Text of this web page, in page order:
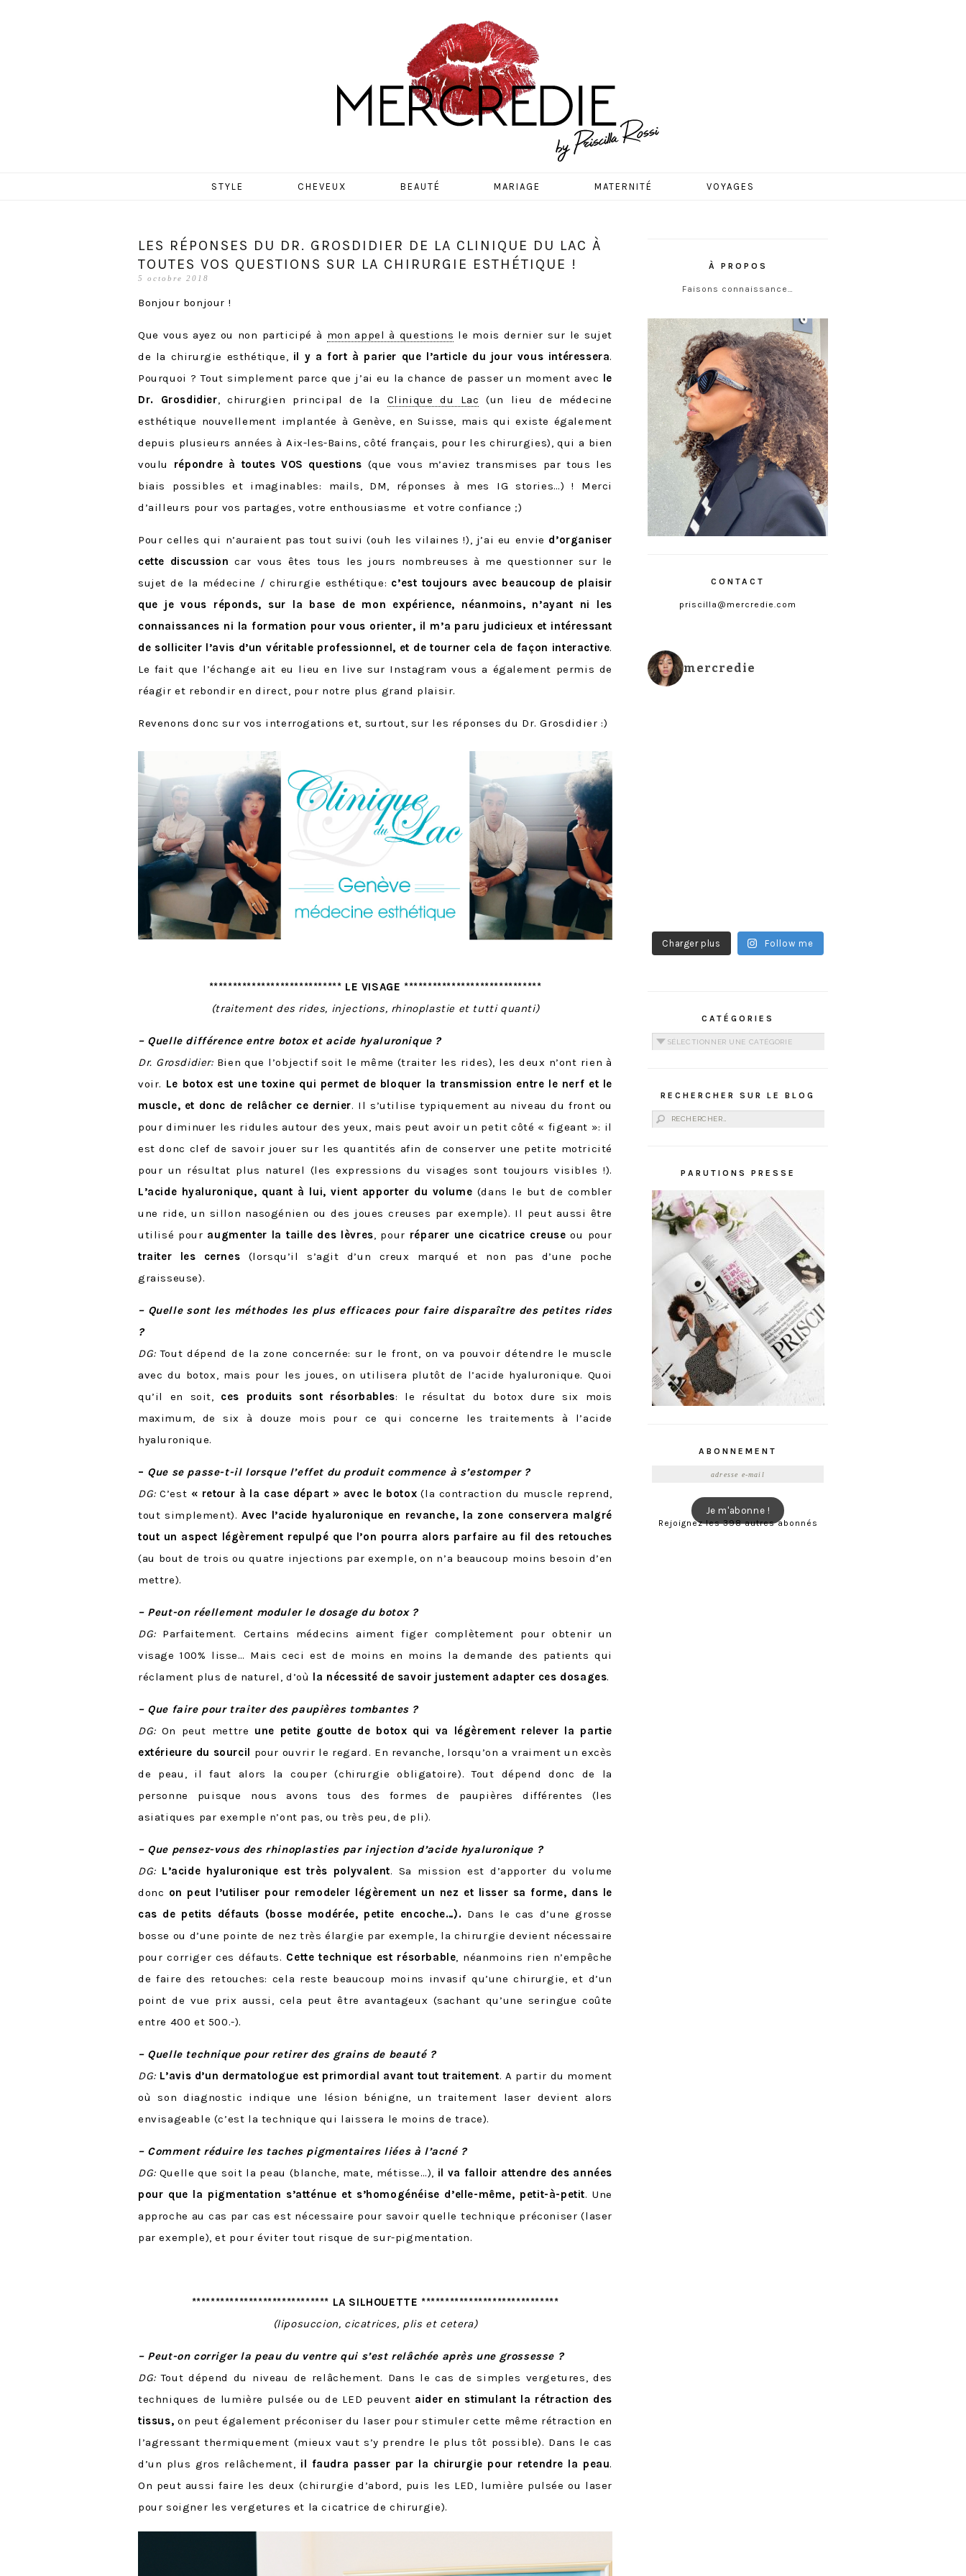
MERCREDIE
STYLE CHEVEUX BEAUTÉ MARIAGE MATERNITÉ VOYAGES
LES RÉPONSES DU DR. GROSDIDIER DE LA CLINIQUE DU LAC À
TOUTES VOS QUESTIONS SUR LA CHIRURGIE ESTHÉTIQUE !
5 octobre 2018
Bonjour bonjour !
Que vous ayez ou non participé à mon appel à questions le mois dernier sur le sujet
de la chirurgie esthétique, il y a fort à parier que l’article du jour vous intéressera.
Pourquoi ? Tout simplement parce que j’ai eu la chance de passer un moment avec le
Dr. Grosdidier, chirurgien principal de la Clinique du Lac (un lieu de médecine
esthétique nouvellement implantée à Genève, en Suisse, mais qui existe également
depuis plusieurs années à Aix-les-Bains, côté français, pour les chirurgies), qui a bien
voulu répondre à toutes VOS questions (que vous m’aviez transmises par tous les
biais possibles et imaginables: mails, DM, réponses à mes IG stories…) ! Merci
d’ailleurs pour vos partages, votre enthousiasme et votre confiance ;)
Pour celles qui n’auraient pas tout suivi (ouh les vilaines !), j’ai eu envie d’organiser
cette discussion car vous êtes tous les jours nombreuses à me questionner sur le
sujet de la médecine / chirurgie esthétique: c’est toujours avec beaucoup de plaisir
que je vous réponds, sur la base de mon expérience, néanmoins, n’ayant ni les
connaissances ni la formation pour vous orienter, il m’a paru judicieux et intéressant
de solliciter l’avis d’un véritable professionnel, et de tourner cela de façon interactive.
Le fait que l’échange ait eu lieu en live sur Instagram vous a également permis de
réagir et rebondir en direct, pour notre plus grand plaisir.
Revenons donc sur vos interrogations et, surtout, sur les réponses du Dr. Grosdidier :)
**************************** LE VISAGE *****************************
(traitement des rides, injections, rhinoplastie et tutti quanti)
– Quelle différence entre botox et acide hyaluronique ?
Dr. Grosdidier:Bien que l’objectif soit le même (traiter les rides), les deux n’ont rien à
voir. Le botox est une toxine qui permet de bloquer la transmission entre le nerf et le
muscle, et donc de relâcher ce dernier. Il s’utilise typiquement au niveau du front ou
pour diminuer les ridules autour des yeux, mais peut avoir un petit côté « figeant »: il
est donc clef de savoir jouer sur les quantités afin de conserver une petite motricité
pour un résultat plus naturel (les expressions du visages sont toujours visibles !).
L’acide hyaluronique, quant à lui, vient apporter du volume (dans le but de combler
une ride, un sillon nasogénien ou des joues creuses par exemple). Il peut aussi être
utilisé pour augmenter la taille des lèvres , pour réparer une cicatrice creuseou pour
traiter les cernes (lorsqu’il s’agit d’un creux marqué et non pas d’une poche
graisseuse).
– Quelle sont les méthodes les plus efficaces pour faire disparaître des petites rides
?
DG:Tout dépend de la zone concernée: sur le front, on va pouvoir détendre le muscle
avec du botox, mais pour les joues, on utilisera plutôt de l’acide hyaluronique. Quoi
qu’il en soit, ces produits sont résorbables: le résultat du botox dure six mois
maximum, de six à douze mois pour ce qui concerne les traitements à l’acide
hyaluronique.
– Que se passe-t-il lorsque l’effet du produit commence à s’estomper ?
DG:C’est « retour à la case départ » avec le botox (la contraction du muscle reprend,
tout simplement).Avec l’acide hyaluronique en revanche, la zone conservera malgré
tout un aspect légèrement repulpé que l’on pourra alors parfaire au fil des retouches
(au bout de trois ou quatre injections par exemple, on n’a beaucoup moins besoin d’en
mettre).
– Peut-on réellement moduler le dosage du botox ?
DG:Parfaitement. Certains médecins aiment figer complètement pour obtenir un
visage 100% lisse… Mais ceci est de moins en moins la demande des patients qui
réclament plus de naturel, d’où la nécessité de savoir justement adapter ces dosages.
– Que faire pour traiter des paupières tombantes ?
DG:On peut mettre une petite goutte de botox qui va légèrement relever la partie
extérieure du sourcil pour ouvrir le regard. En revanche, lorsqu’on a vraiment un excès
de peau, il faut alors la couper (chirurgie obligatoire). Tout dépend donc de la
personne puisque nous avons tous des formes de paupières différentes (les
asiatiques par exemple n’ont pas, ou très peu, de pli).
– Que pensez-vous des rhinoplasties par injection d’acide hyaluronique ?
DG: L’acide hyaluronique est très polyvalent. Sa mission est d’apporter du volume
donc on peut l’utiliser pour remodeler légèrement un nez et lisser sa forme, dans le
cas de petits défauts (bosse modérée, petite encoche…). Dans le cas d’une grosse
bosse ou d’une pointe de nez très élargie par exemple, la chirurgie devient nécessaire
pour corriger ces défauts. Cette technique est résorbable , néanmoins rien n’empêche
de faire des retouches: cela reste beaucoup moins invasif qu’une chirurgie, et d’un
point de vue prix aussi, cela peut être avantageux (sachant qu’une seringue coûte
entre 400 et 500.-).
– Quelle technique pour retirer des grains de beauté ?
DG: L’avis d’un dermatologue est primordial avant tout traitement. A partir du moment
où son diagnostic indique une lésion bénigne, un traitement laser devient alors
envisageable (c’est la technique qui laissera le moins de trace).
– Comment réduire les taches pigmentaires liées à l’acné ?
DG:Quelle que soit la peau (blanche, mate, métisse…), il va falloir attendre des années
pour que la pigmentation s’atténue et s’homogénéise d’elle-même, petit-à-petit. Une
approche au cas par cas est nécessaire pour savoir quelle technique préconiser (laser
par exemple), et pour éviter tout risque de sur-pigmentation.
***************************** LA SILHOUETTE *****************************
(liposuccion, cicatrices, plis et cetera)
– Peut-on corriger la peau du ventre qui s’est relâchée après une grossesse ?
DG:Tout dépend du niveau de relâchement. Dans le cas de simples vergetures, des
techniques de lumière pulsée ou de LED peuvent aider en stimulant la rétraction des
tissus, on peut également préconiser du laser pour stimuler cette même rétraction en
l’agressant thermiquement (mieux vaut s’y prendre le plus tôt possible). Dans le cas
d’un plus gros relâchement, il faudra passer par la chirurgie pour retendre la peau.
On peut aussi faire les deux (chirurgie d’abord, puis les LED, lumière pulsée ou laser
pour soigner les vergetures et la cicatrice de chirurgie).
À PROPOS
Faisons connaissance…
CONTACT
priscilla@mercredie.com
mercredie
Charger plus Follow me
CATÉGORIES
Catégories
RECHERCHER SUR LE BLOG
Rechercher :
PARUTIONS PRESSE
ABONNEMENT
Je m'abonne !
Rejoignez les 398 autres abonnés